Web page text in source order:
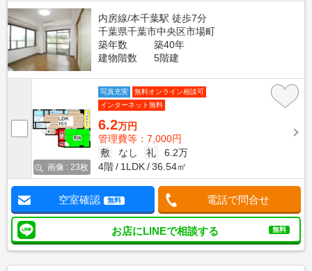
内房線/本千葉駅 徒歩7分
千葉県千葉市中央区市場町
築年数
築40年
建物階数
5階建
画像 : 23枚
写真充実
無料オンライン相談可
インターネット無料
6.2万円
管理費等：7,000円
敷
なし 礼
6.2万
4階
1LDK 36.54㎡
空室確認 無料 電話で問合せ
お店にLINEで相談する 無料